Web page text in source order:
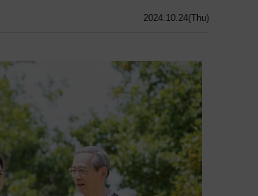
2024.10.24(Thu)